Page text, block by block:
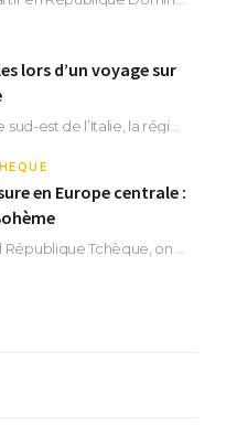
lors d’un voyage sur
en Europe centrale :